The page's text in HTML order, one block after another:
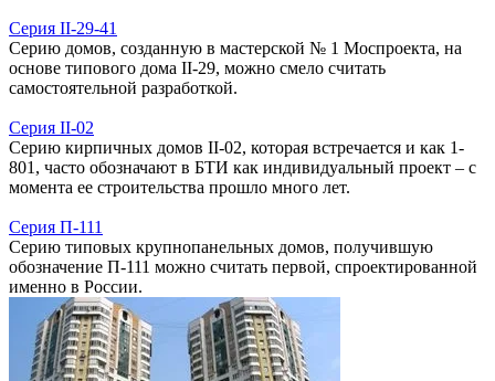
Серия II-29-41
Серию домов, созданную в мастерской № 1 Моспроекта, на
основе типового дома II-29, можно смело считать
самостоятельной разработкой.
Серия II-02
Серию кирпичных домов II-02, которая встречается и как 1-
801, часто обозначают в БТИ как индивидуальный проект – с
момента ее строительства прошло много лет.
Серия П-111
Серию типовых крупнопанельных домов, получившую
обозначение П-111 можно считать первой, спроектированной
именно в России.